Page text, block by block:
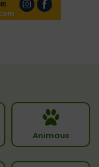
Animaux